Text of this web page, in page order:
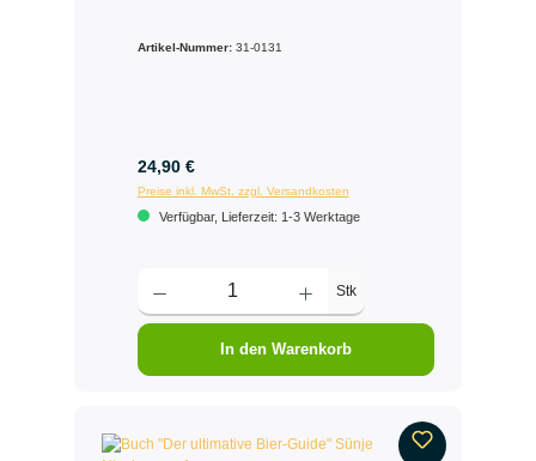
Artikel-Nummer: 31-0131
24,90 €
Preise inkl. MwSt. zzgl. Versandkosten
Verfügbar, Lieferzeit: 1-3 Werktage
Stk
In den Warenkorb